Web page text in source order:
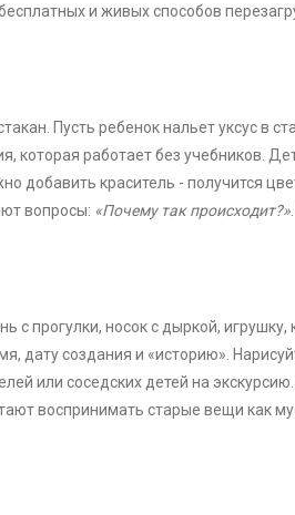
и живых способов
Пусть ребенок нальет уксус в
которая работает без учебников.
краситель - получится
вопросы: «Почему так происходит?»
прогулки, носок с дыркой, игрушку,
дату создания и «историю».
или соседских детей на
воспринимать старые вещи как